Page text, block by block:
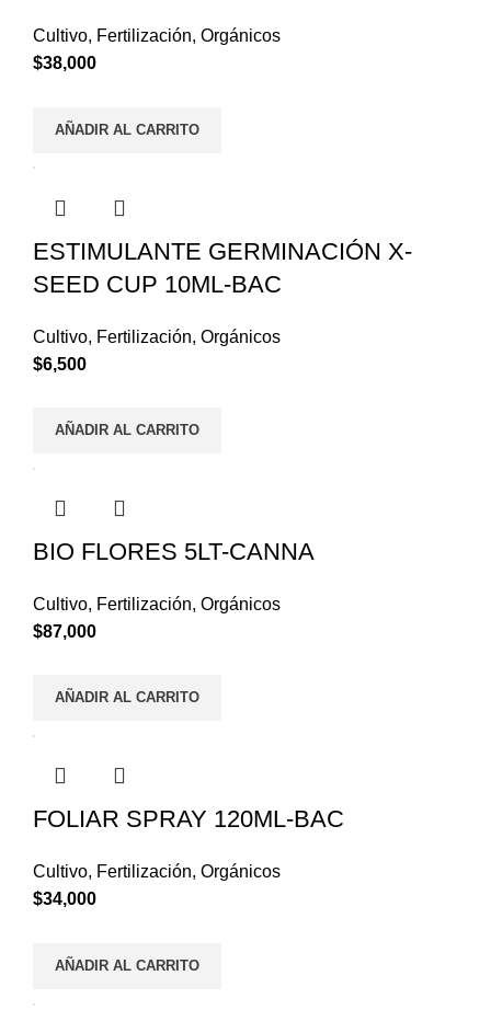
Cultivo, Fertilización, Orgánicos
$38,000
AÑADIR AL CARRITO
ESTIMULANTE GERMINACIÓN X-
SEED CUP 10ML-BAC
Cultivo, Fertilización, Orgánicos
$6,500
AÑADIR AL CARRITO
BIO FLORES 5LT-CANNA
Cultivo, Fertilización, Orgánicos
$87,000
AÑADIR AL CARRITO
FOLIAR SPRAY 120ML-BAC
Cultivo, Fertilización, Orgánicos
$34,000
AÑADIR AL CARRITO